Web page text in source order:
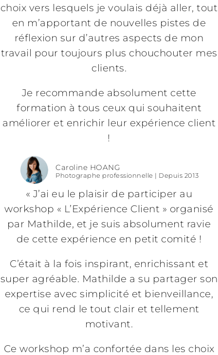
choix vers lesquels je voulais déjà aller, tout
en m’apportant de nouvelles pistes de
réflexion sur d’autres aspects de mon
travail pour toujours plus chouchouter mes
clients.
Je recommande absolument cette
formation à tous ceux qui souhaitent
améliorer et enrichir leur expérience client
!
Caroline HOANG
Photographe professionnelle | Depuis 2013
« J’ai eu le plaisir de participer au
workshop « L’Expérience Client » organisé
par Mathilde, et je suis absolument ravie
de cette expérience en petit comité !
C’était à la fois inspirant, enrichissant et
super agréable. Mathilde a su partager son
expertise avec simplicité et bienveillance,
ce qui rend le tout clair et tellement
motivant.
Ce workshop m’a confortée dans les choix